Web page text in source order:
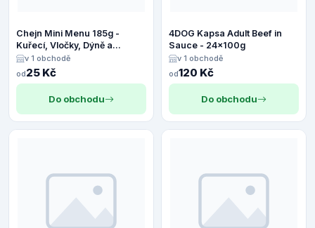
Chejn Mini Menu 185g -
Kuřecí, Vločky, Dýně a
Bazalka
v 1 obchodě
od25 Kč
Do obchodu
4DOG Kapsa Adult Beef in
Sauce - 24x100g
v 1 obchodě
od120 Kč
Do obchodu